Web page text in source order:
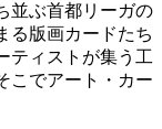
並ぶ首都リーガの
る版画カードたち
ティストが集う工
こでアート・カー